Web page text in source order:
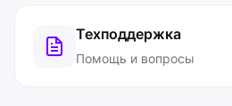
Техподдержка
Помощь и вопросы